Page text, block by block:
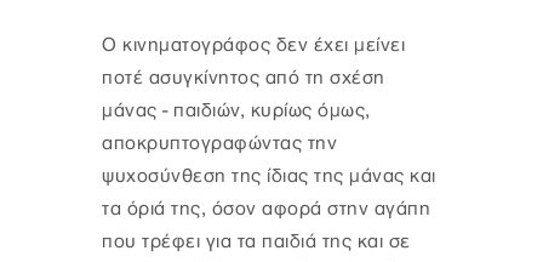
Ο κινηματογράφος δεν έχει μείνει
ποτέ ασυγκίνητος από τη σχέση
μάνας - παιδιών, κυρίως όμως,
αποκρυπτογραφώντας την
ψυχοσύνθεση της ίδιας της μάνας και
τα όριά της, όσον αφορά στην αγάπη
που τρέφει για τα παιδιά της και σε